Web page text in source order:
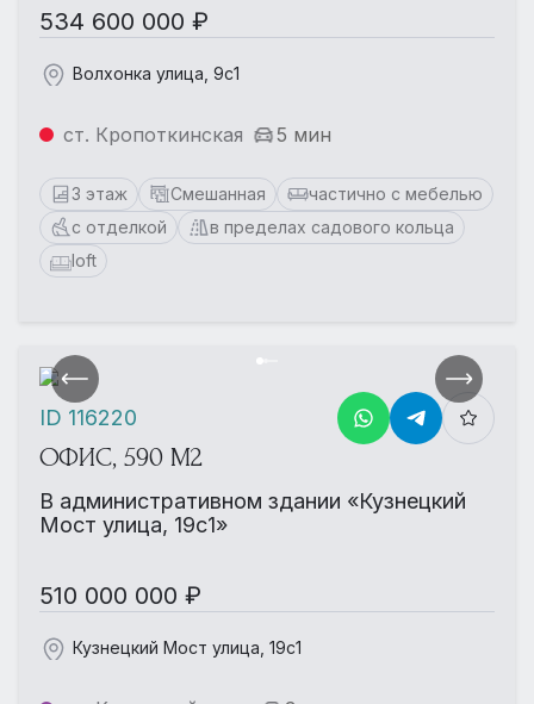
534 600 000 ₽
Волхонка улица, 9с1
ст. Кропоткинская 5 мин
3 этаж Смешанная
частично с мебелью
с отделкой
в пределах садового кольца
loft
ОФИС, 590 М2
В административном здании «Кузнецкий
Мост улица, 19с1»
510 000 000 ₽
Кузнецкий Мост улица, 19с1
ID 116220